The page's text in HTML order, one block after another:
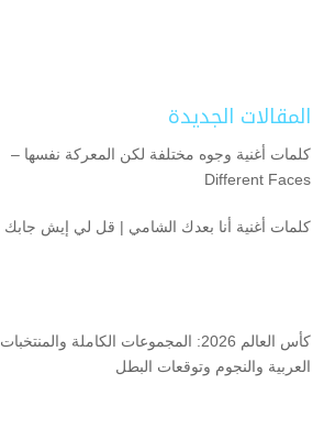
المقالات الجديدة
كلمات أغنية وجوه مختلفة لكن المعركة نفسها –
Different Faces
كلمات أغنية أنا بعدك الشامي | قل لي إيش جابك
كأس العالم 2026: المجموعات الكاملة والمنتخبات
العربية والنجوم وتوقعات البطل